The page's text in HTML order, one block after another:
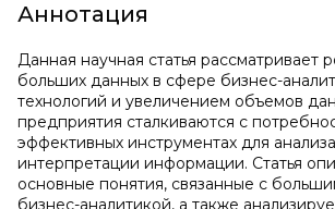
Аннотация
Данная научная статья рассматривает
больших данных в сфере бизнес-
технологий и увеличением объемов
предприятия сталкиваются с
эффективных инструментах для
интерпретации информации. Статья
основные понятия, связанные с
бизнес-аналитикой, а также